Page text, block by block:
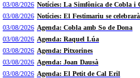
03/08/2026 Notícies: La Simfònica de Cobla i
03/08/2026 Notícies: El Festimariu se
03/08/2026 Agenda: Cobla amb So de Dona
03/08/2026 Agenda: Raquel Lúa
03/08/2026 Agenda: Pitxorines
03/08/2026 Agenda: Joan Dausà
03/08/2026 Agenda: El Petit de Cal Eril